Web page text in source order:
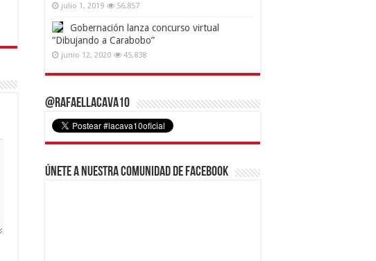
julio 1, 2019 56,857
Gobernación lanza concurso virtual
“Dibujando a Carabobo”
junio 12, 2020 45,838
@RafaelLacava10
Únete a nuestra comunidad de Facebook